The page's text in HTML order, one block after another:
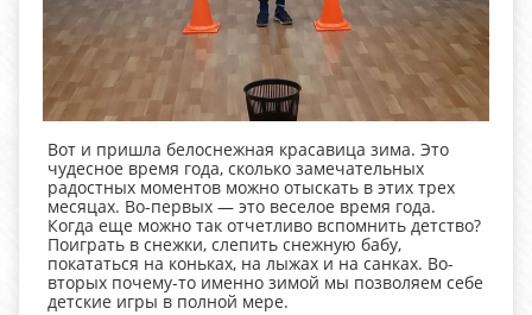
Вот и пришла белоснежная красавица зима. Это
чудесное время года, сколько замечательных
радостных моментов можно отыскать в этих трех
месяцах. Во-первых — это веселое время года.
Когда еще можно так отчетливо вспомнить детство?
Поиграть в снежки, слепить снежную бабу,
покататься на коньках, на лыжах и на санках. Во-
вторых почему-то именно зимой мы позволяем себе
детские игры в полной мере.